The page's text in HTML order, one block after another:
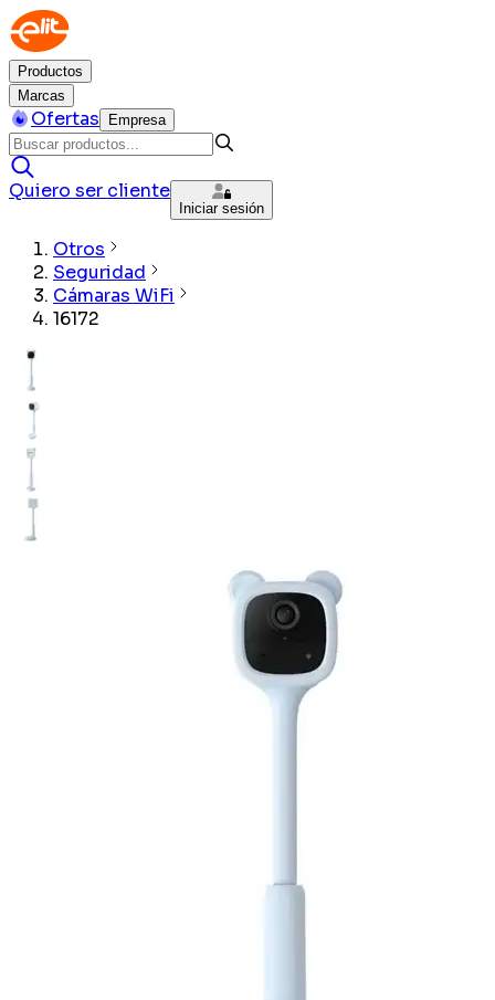
Productos
Marcas
Ofertas Empresa
Quiero ser cliente
Iniciar sesión
Otros
Seguridad
Cámaras WiFi
16172